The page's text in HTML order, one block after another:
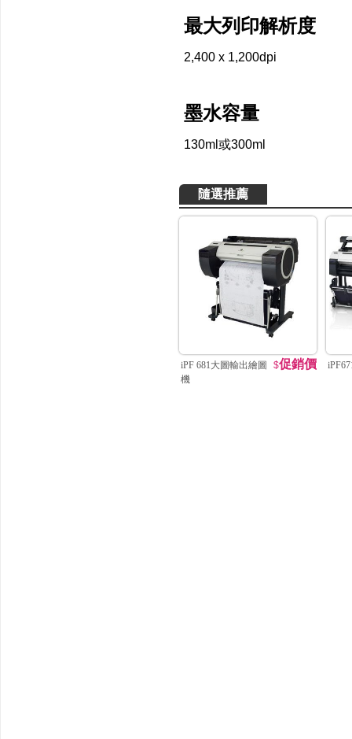
最大列印解
2,400 x 1,200dpi
墨水容
130ml或
隨選推薦
iPF 681大圖輸出繪圖
機
$促銷價